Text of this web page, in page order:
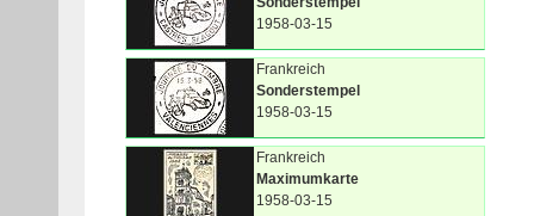
1958-03-15
Frankreich
Sonderstempel
1958-03-15
Frankreich
Maximumkarte
1958-03-15